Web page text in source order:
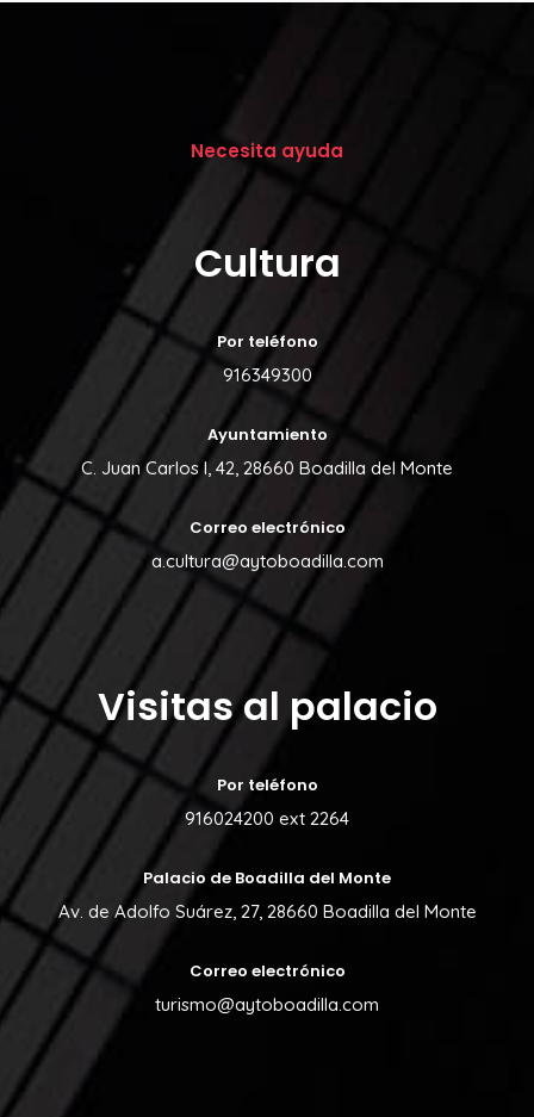
Necesita ayuda
Cultura
Por teléfono
916349300
Ayuntamiento
C. Juan Carlos I, 42, 28660 Boadilla del Monte
Correo electrónico
a.cultura@aytoboadilla.com
Visitas al palacio
Por teléfono
916024200 ext 2264
Palacio de Boadilla del Monte
Av. de Adolfo Suárez, 27, 28660 Boadilla del Monte
Correo electrónico
turismo@aytoboadilla.com